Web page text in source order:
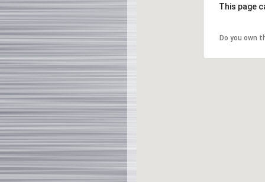
This page
Do you own